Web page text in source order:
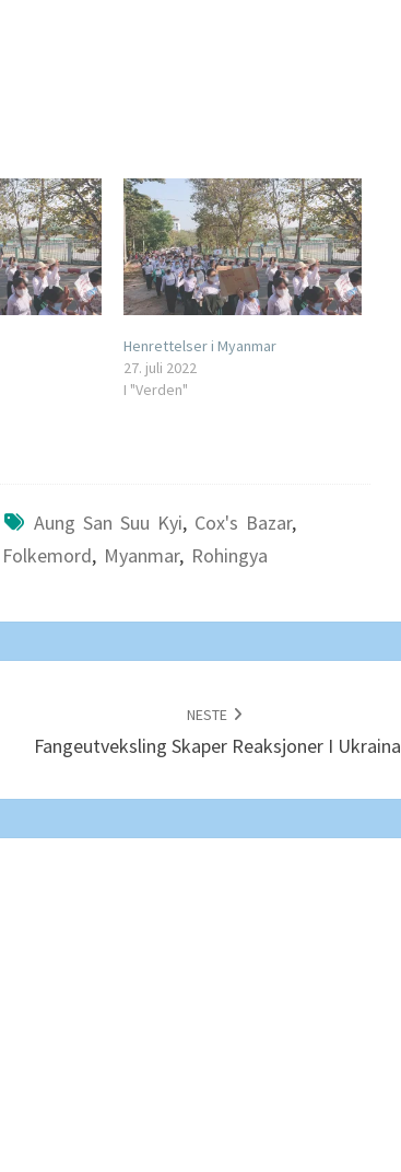
Henrettelser i Myanmar
27. juli 2022
I "Verden"
Aung San Suu Kyi, Cox's Bazar,
Folkemord, Myanmar, Rohingya
NESTE
Fangeutveksling Skaper Reaksjoner I Ukraina